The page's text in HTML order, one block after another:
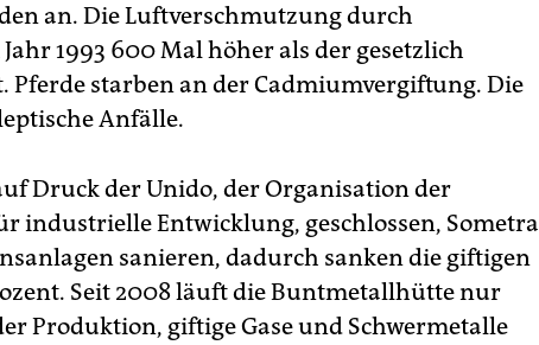
an. Die Luftverschmutzung durch
1993 600 Mal höher als der gesetzlich
Pferde starben an der Cadmiumvergiftung. Die
Anfälle.
Druck der Unido, der Organisation der
industrielle Entwicklung, geschlossen, Sometra
sanieren, dadurch sanken die giftigen
Seit 2008 läuft die Buntmetallhütte nur
Produktion, giftige Gase und Schwermetalle